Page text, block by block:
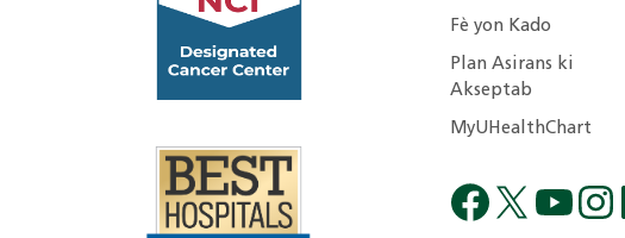
Fè yon Kado
Plan Asirans ki
Akseptab
MyUHealthChart